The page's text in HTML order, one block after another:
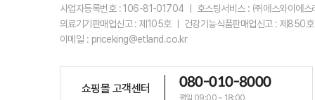
사업자등록번호 : 106-81-01704 ㅣ 호스팅서비스 : ㈜에스와이에
의료기기판매업신고 : 제105호 ㅣ 건강기능식품판매업신고 : 제850
이메일 : priceking@etland.co.kr
쇼핑몰 고객센터 080-010-8000